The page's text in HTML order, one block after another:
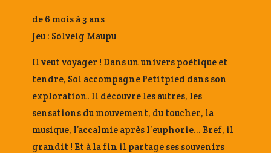
de 6 mois à 3 ans
Jeu : Solveig Maupu
Il veut voyager ! Dans un univers poétique et
tendre, Sol accompagne Petitpied dans son
exploration. Il découvre les autres, les
sensations du mouvement, du toucher, la
musique, l’accalmie après l’euphorie… Bref, il
grandit ! Et à la fin il partage ses souvenirs